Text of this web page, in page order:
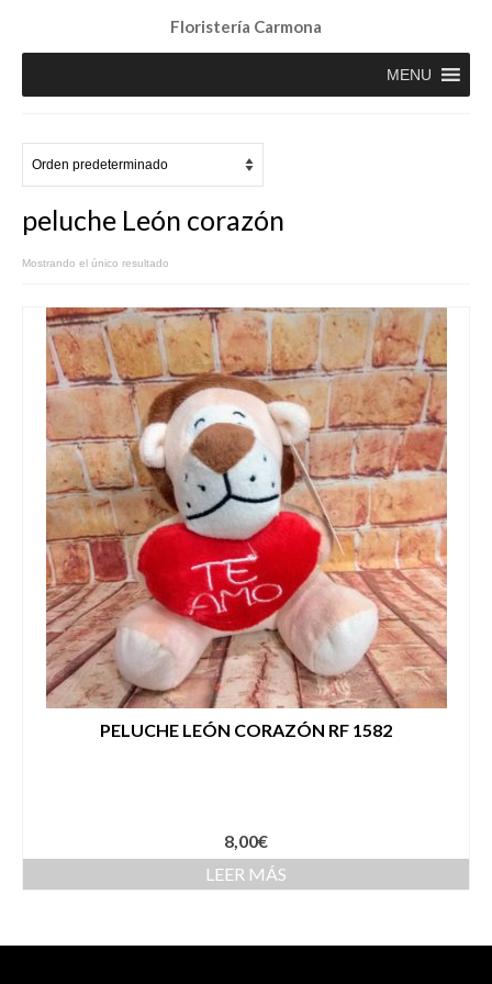
Floristería Carmona
MENU
peluche León corazón
Mostrando el único resultado
PELUCHE LEÓN CORAZÓN RF 1582
8,00€
LEER MÁS